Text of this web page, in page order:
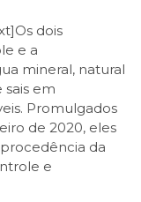
dois
e a
mineral, natural
em
Promulgados
de 2020, eles
da
e